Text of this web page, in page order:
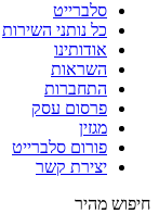
סלברייט
כל נותני השירות
אודותינו
השראות
התחברות
פרסום עסק
מגזין
פורום סלברייט
יצירת קשר
חיפוש מהיר